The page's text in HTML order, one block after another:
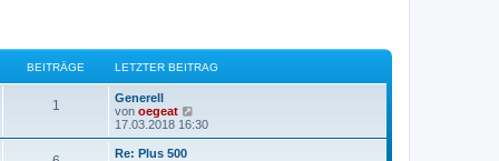
BEITRÄGE LETZTER BEITRAG
1
L
e
t
z
t
Generell
von oegeat
e
u
17.03.2018 16:30
L
Re: Plus 500